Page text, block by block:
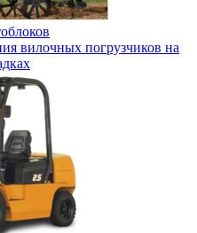
вилочных погрузчиков на